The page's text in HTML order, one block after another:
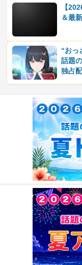
【
＆最
“お
話題
独占